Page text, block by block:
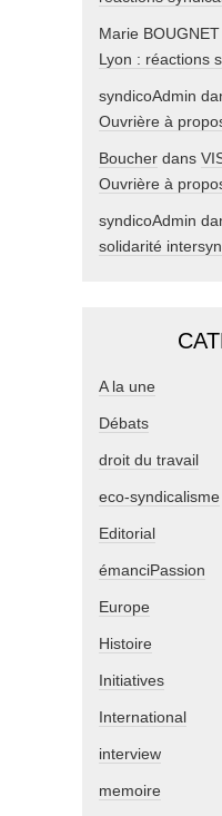
Marie BOUGNET
Lyon : réactions
syndicoAdmin
Ouvrière à
Boucher dans
Ouvrière à
syndicoAdmin
solidarité
A la une
Débats
droit du travail
eco-syndicalisme
Editorial
émanciPassion
Europe
Histoire
Initiatives
International
interview
memoire